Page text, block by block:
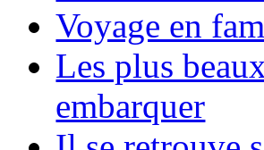
Voyage en
Les plus
embarquer